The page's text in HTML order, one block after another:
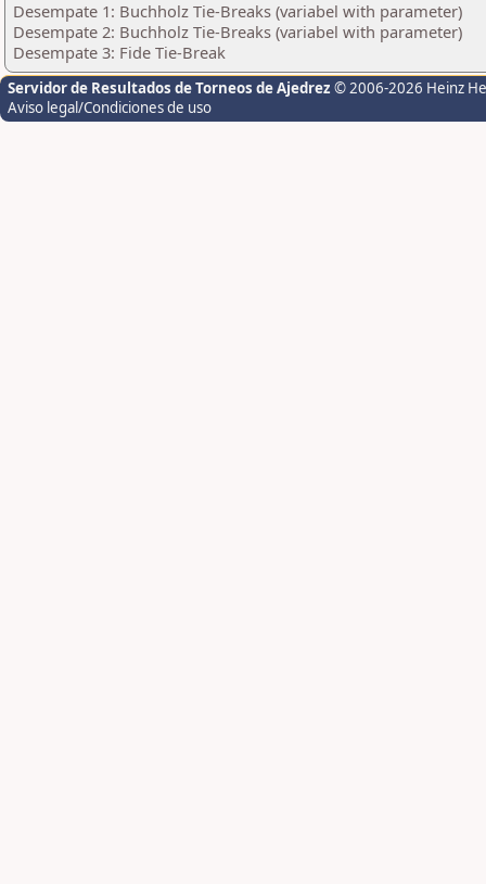
Desempate 1: Buchholz Tie-Breaks (variabel with parameter)
Desempate 2: Buchholz Tie-Breaks (variabel with parameter)
Desempate 3: Fide Tie-Break
Servidor de Resultados de Torneos de Ajedrez © 2006-2026 Heinz
Aviso legal/Condiciones de uso